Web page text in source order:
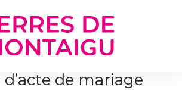
de mariage